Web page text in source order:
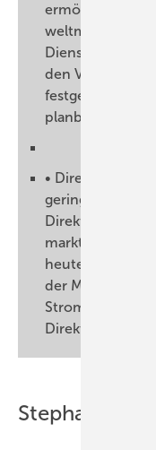
ermöglicht.
Dienstleister
den Vorrang der
planbar.
•
geringere
heute werden
der
Strommenge
Stephan Eidt,